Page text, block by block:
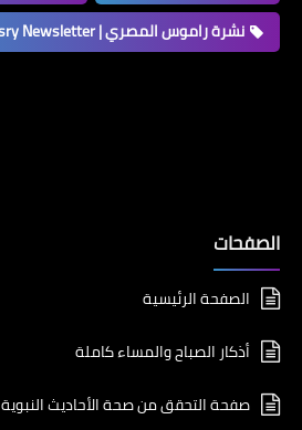
نشرة راموس المصري | Ramos Al-Masry Newsletter
الصفحات
الصفحة الرئيسية
أذكار الصباح والمساء كاملة
صفحة التحقق من صحة الأحاديث النبوية